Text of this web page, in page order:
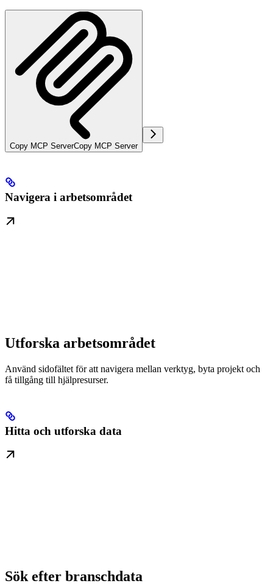
Copy MCP ServerCopy MCP Server
Navigera i arbetsområdet
Utforska arbetsområdet
Använd sidofältet för att navigera mellan verktyg, byta projekt och
få tillgång till hjälpresurser.
Hitta och utforska data
Sök efter branschdata